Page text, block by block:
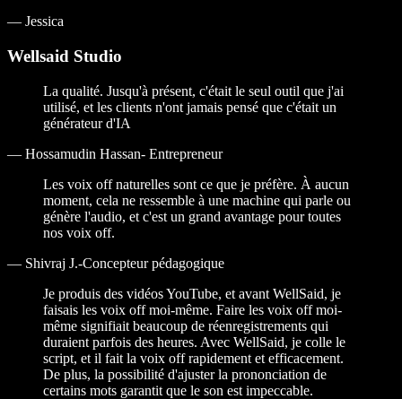
— Jessica
Wellsaid Studio
La qualité. Jusqu'à présent, c'était le seul outil que j'ai
utilisé, et les clients n'ont jamais pensé que c'était un
générateur d'IA
— Hossamudin Hassan- Entrepreneur
Les voix off naturelles sont ce que je préfère. À aucun
moment, cela ne ressemble à une machine qui parle ou
génère l'audio, et c'est un grand avantage pour toutes
nos voix off.
— Shivraj J.-Concepteur pédagogique
Je produis des vidéos YouTube, et avant WellSaid, je
faisais les voix off moi-même. Faire les voix off moi-
même signifiait beaucoup de réenregistrements qui
duraient parfois des heures. Avec WellSaid, je colle le
script, et il fait la voix off rapidement et efficacement.
De plus, la possibilité d'ajuster la prononciation de
certains mots garantit que le son est impeccable.